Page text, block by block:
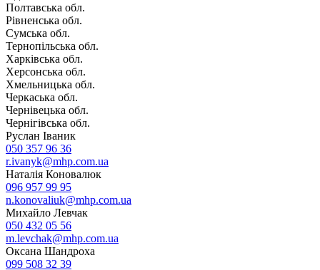
Полтавська обл.
Рівненська обл.
Сумська обл.
Тернопільська обл.
Харківська обл.
Херсонська обл.
Хмельницька обл.
Черкаська обл.
Чернівецька обл.
Чернігівська обл.
Руслан Іваник
050 357 96 36
r.ivanyk@mhp.com.ua
Наталія Коновалюк
096 957 99 95
n.konovaliuk@mhp.com.ua
Михайло Левчак
050 432 05 56
m.levchak@mhp.com.ua
Оксана Шандроха
099 508 32 39